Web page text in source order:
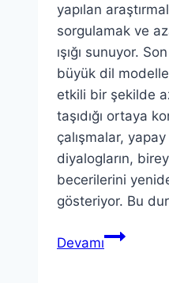
yapılan
sorgulamak ve
ışığı sunuyor.
büyük dil
etkili bir şekilde
taşıdığı ortaya
çalışmalar,
diyalogların,
becerilerini
gösteriyor. Bu
DevamıYapay